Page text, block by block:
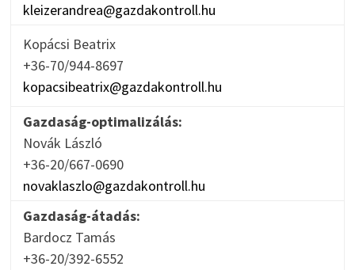
kleizerandrea@gazdakontroll.hu
Kopácsi Beatrix
+36-70/944-8697
kopacsibeatrix@gazdakontroll.hu
Gazdaság-optimalizálás:
Novák László
+36-20/667-0690
novaklaszlo@gazdakontroll.hu
Gazdaság-átadás:
Bardocz Tamás
+36-20/392-6552